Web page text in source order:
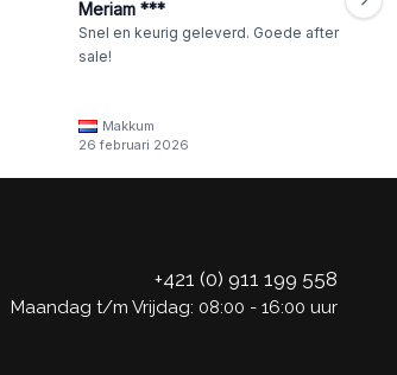
Meriam ***
Snel en keurig geleverd. Goede after
sale!
Makkum
26 februari 2026
+421 (0) 911 199 558
Maandag t/m Vrijdag: 08:00 - 16:00 uur